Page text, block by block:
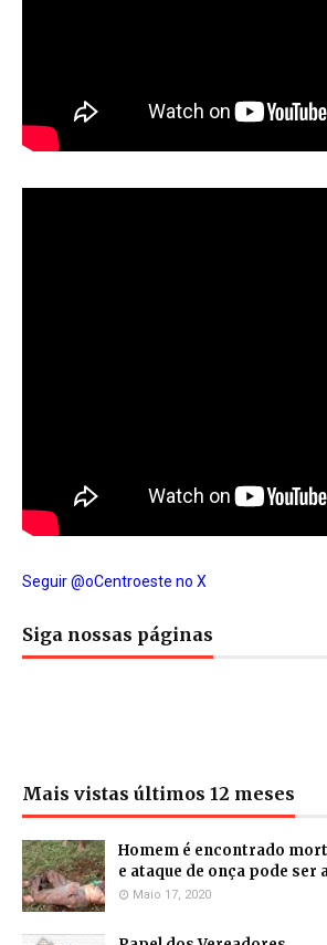
Seguir @oCentroeste no X
Siga nossas páginas
Mais vistas últimos 12 meses
Homem é encontrado
e ataque de onça pode ser
Maio 17, 2020